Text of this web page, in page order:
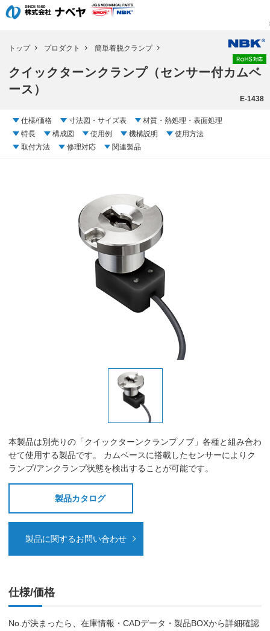
トップ プロダクト 簡単着脱クランプ
クイックターンクランプ（センサー付カムベ
ース）
E-1438
仕様/価格 寸法図・サイズ表
材質・熱処理・表面処理
特長
構成図 使用例 機構説明
使用方法
取付方法
修理対応 関連製品
本製品は別売りの「クイックターンクランプノブ」各種と組み合わ
せて使用する製品です。 カムベースに搭載したセンサーによりク
ランプ/アンクランプ状態を検出することが可能です。
製品カタログ
製品に関するお問い合わせ
仕様/価格
No.が決まったら、在庫情報・CADデータ・製品BOXから詳細確認